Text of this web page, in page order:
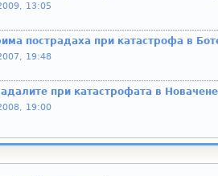
13:05
пострадаха при катастрофа в
19:48
при катастрофата в
19:00